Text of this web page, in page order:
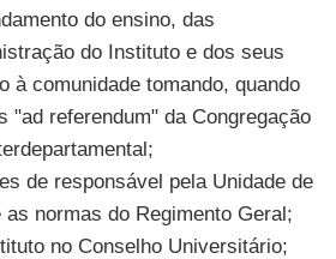
do ensino, das
do Instituto e dos seus
à comunidade tomando, quando
"ad referendum" da Congregação
de responsável pela Unidade de
normas do Regimento Geral;
no Conselho Universitário;